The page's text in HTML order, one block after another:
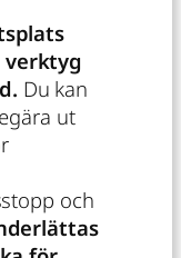
verktyg
Du kan
ut
och